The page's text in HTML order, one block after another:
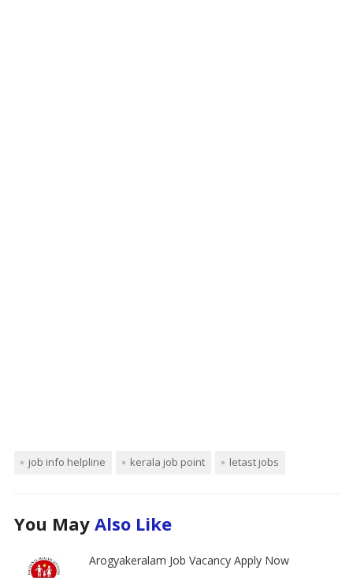
job info helpline kerala job point letast jobs
You May Also Like
Arogyakeralam Job Vacancy Apply Now